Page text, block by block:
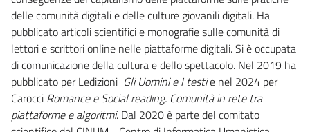
delle comunità digitali e delle culture giovanili digitali. Ha
pubblicato articoli scientifici e monografie sulle comunità di
lettori e scrittori online nelle piattaforme digitali. Si è occupata
di comunicazione della cultura e dello spettacolo. Nel 2019 ha
pubblicato per Ledizioni Gli Uomini e I testie nel 2024 per
Carocci Romance e Social reading. Comunità in rete tra
piattaforme e algoritmi. Dal 2020 è parte del comitato